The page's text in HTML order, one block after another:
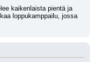
kaikenlaista pientä ja
loppukamppailu, jossa